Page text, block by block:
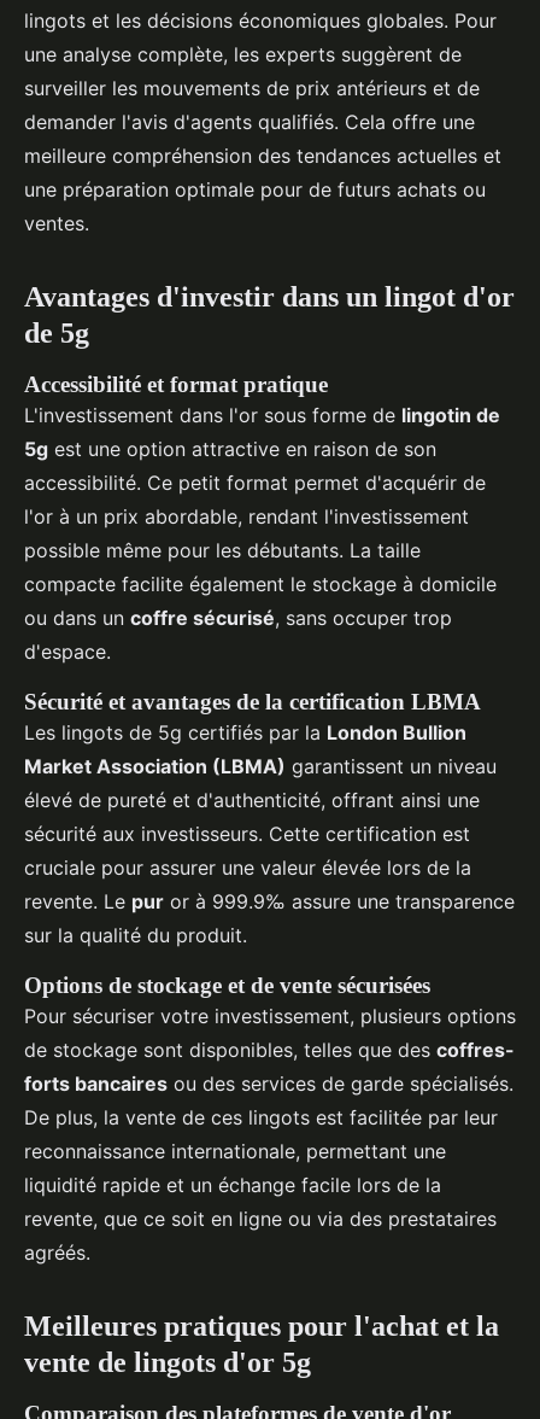
lingots et les décisions économiques globales. Pour
une analyse complète, les experts suggèrent de
surveiller les mouvements de prix antérieurs et de
demander l'avis d'agents qualifiés. Cela offre une
meilleure compréhension des tendances actuelles et
une préparation optimale pour de futurs achats ou
ventes.
Avantages d'investir dans un lingot d'or
de 5g
Accessibilité et format pratique
L'investissement dans l'or sous forme de lingotin de
5g est une option attractive en raison de son
accessibilité. Ce petit format permet d'acquérir de
l'or à un prix abordable, rendant l'investissement
possible même pour les débutants. La taille
compacte facilite également le stockage à domicile
ou dans un coffre sécurisé, sans occuper trop
d'espace.
Sécurité et avantages de la certification LBMA
Les lingots de 5g certifiés par la London Bullion
Market Association (LBMA) garantissent un niveau
élevé de pureté et d'authenticité, offrant ainsi une
sécurité aux investisseurs. Cette certification est
cruciale pour assurer une valeur élevée lors de la
revente. Le pur or à 999.9‰ assure une transparence
sur la qualité du produit.
Options de stockage et de vente sécurisées
Pour sécuriser votre investissement, plusieurs options
de stockage sont disponibles, telles que des coffres-
forts bancaires ou des services de garde spécialisés.
De plus, la vente de ces lingots est facilitée par leur
reconnaissance internationale, permettant une
liquidité rapide et un échange facile lors de la
revente, que ce soit en ligne ou via des prestataires
agréés.
Meilleures pratiques pour l'achat et la
vente de lingots d'or 5g
Comparaison des plateformes de vente d'or